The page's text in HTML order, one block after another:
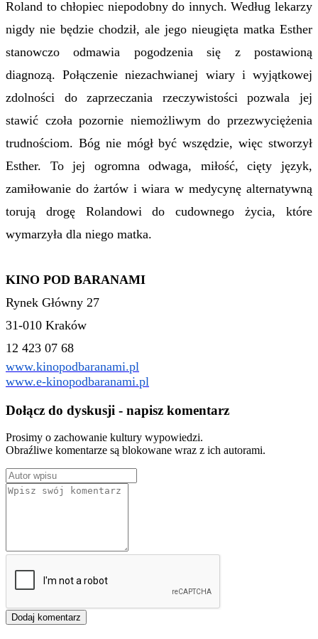
Roland to chłopiec niepodobny do innych. Według lekarzy
nigdy nie będzie chodził, ale jego nieugięta matka Esther
stanowczo odmawia pogodzenia się z postawioną
diagnozą. Połączenie niezachwianej wiary i wyjątkowej
zdolności do zaprzeczania rzeczywistości pozwala jej
stawić czoła pozornie niemożliwym do przezwyciężenia
trudnościom. Bóg nie mógł być wszędzie, więc stworzył
Esther. To jej ogromna odwaga, miłość, cięty język,
zamiłowanie do żartów i wiara w medycynę alternatywną
torują drogę Rolandowi do cudownego życia, które
wymarzyła dla niego matka.
KINO POD BARANAMI
Rynek Główny 27
31-010 Kraków
12 423 07 68
www.kinopodbaranami.pl
www.e-kinopodbaranami.pl
Dołącz do dyskusji - napisz komentarz
Prosimy o zachowanie kultury wypowiedzi.
Obraźliwe komentarze są blokowane wraz z ich autorami.